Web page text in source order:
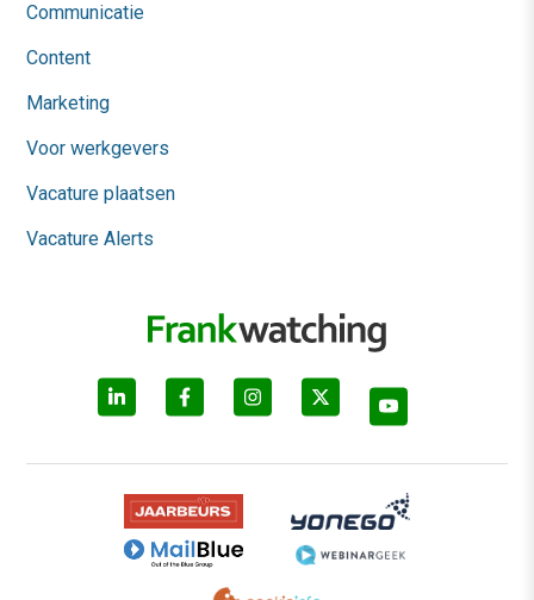
Communicatie
Content
Marketing
Voor werkgevers
Vacature plaatsen
Vacature Alerts